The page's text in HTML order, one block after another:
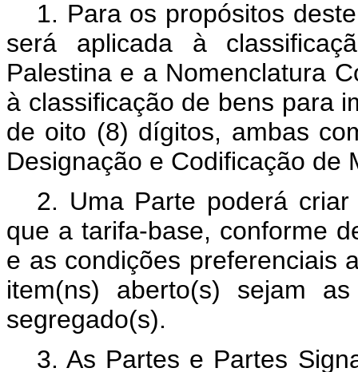
1. Para os propósitos
será aplicada à
Palestina e a Nomenclatura
à classificação de bens para
de oito (8) dígitos, ambas
Designação e Codificação de
2. Uma Parte poderá
que a tarifa-base, conforme
e as condições preferenciais
item(ns) aberto(s) sejam
segregado(s).
3. As Partes e Partes